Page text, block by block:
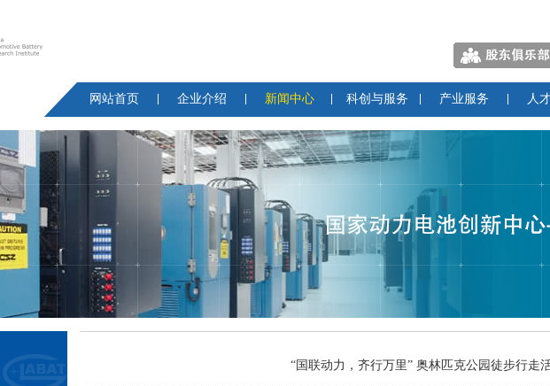
网站首页 企业介绍 新闻中心 科创与服务 产业服务 人
“国联动力，齐行万里” 奥林匹克公园徒步行走